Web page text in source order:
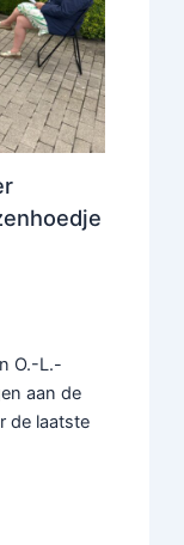
O.-L.-
aan de
de laatste